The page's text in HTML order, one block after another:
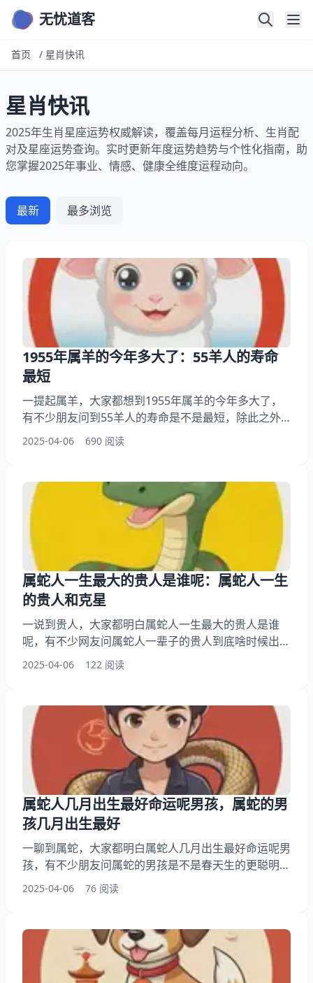
无忧道客
首页 / 星肖快讯
星肖快讯
2025年生肖星座运势权威解读，覆盖每月运程分析、生肖配
对及星座运势查询。实时更新年度运势趋势与个性化指南，助
您掌握2025年事业、情感、健康全维度运程动向。
最新 最多浏览
1955年属羊的今年多大了：55羊人的寿命
最短
一提起属羊，大家都想到1955年属羊的今年多大了，
有不少朋友问到55羊人的寿命是不是最短，除此之外
呢，还有不少读者想问属羊人到底能活多少岁，你想明
白为什么网络上总说55年出生的羊命不好这是怎么一
起来看看55羊人的寿命最短，希望能帮大家了解55羊
人寿命！ 一、1955年属羊的今年多大了 1955年出生的
人，今年虚岁是69岁。这个算法很简单
2025-04-06 690 阅读
属蛇人一生最大的贵人是谁呢：属蛇人一生
的贵人和克星
一说到贵人，大家都明白属蛇人一生最大的贵人是谁
呢，有不少网友问属蛇人一辈子的贵人到底啥时候出
现，另外呢，还有朋友想问为啥有些生肖特别合拍，你
知道属蛇人命中注定的贵人是谁这咋怎么回事？其实呢
看看属蛇人一生的贵人和克星，希望帮助到大家了解属
蛇贵人！ 一、属蛇人一生最大的贵人是谁呢 说到这个
话题总让我想起老家院墙边盘着晒太阳的菜花蛇
2025-04-06 122 阅读
属蛇人几月出生最好命运呢男孩，属蛇的男
孩几月出生最好
一聊到属蛇，大家都明白属蛇人几月出生最好命运呢男
孩，有不少朋友问属蛇的男孩是不是春天生的更聪明，
除此之外呢，还有读者想问农历哪个月份对属蛇男孩最
有利，你明白为什么有人说七八月出生的蛇宝宝容易成
准，接下来就一起来看看属蛇的男孩几月出生最好，希
望能够帮助到大家了解男孩出生！ 一、属蛇人几月出
生最好命运呢男孩 早年间接触过不少属蛇的案例
2025-04-06 76 阅读